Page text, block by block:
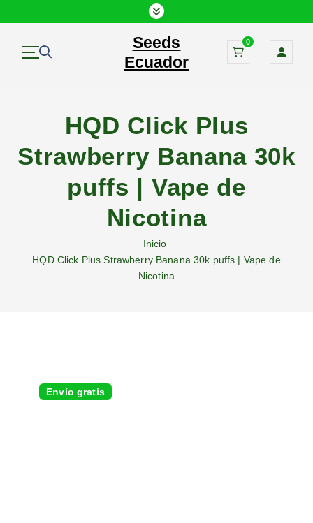
a
Seeds
Ecuador
0
HQD Click Plus
Strawberry Banana 30k
puffs | Vape de
Nicotina
Inicio
HQD Click Plus Strawberry Banana 30k puffs | Vape de
Nicotina
Envío gratis